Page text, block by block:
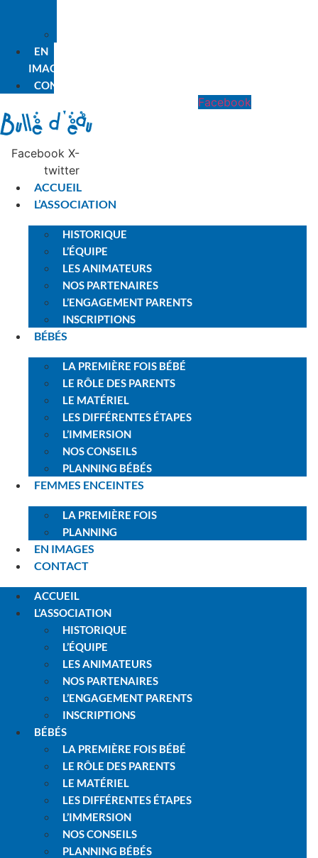
EN
IMAGES
CONTACT
Facebook
Facebook X-
twitter
ACCUEIL
L’ASSOCIATION
HISTORIQUE
L’ÉQUIPE
LES ANIMATEURS
NOS PARTENAIRES
L’ENGAGEMENT PARENTS
INSCRIPTIONS
BÉBÉS
LA PREMIÈRE FOIS BÉBÉ
LE RÔLE DES PARENTS
LE MATÉRIEL
LES DIFFÉRENTES ÉTAPES
L’IMMERSION
NOS CONSEILS
PLANNING BÉBÉS
FEMMES ENCEINTES
LA PREMIÈRE FOIS
PLANNING
EN IMAGES
CONTACT
ACCUEIL
L’ASSOCIATION
HISTORIQUE
L’ÉQUIPE
LES ANIMATEURS
NOS PARTENAIRES
L’ENGAGEMENT PARENTS
INSCRIPTIONS
BÉBÉS
LA PREMIÈRE FOIS BÉBÉ
LE RÔLE DES PARENTS
LE MATÉRIEL
LES DIFFÉRENTES ÉTAPES
L’IMMERSION
NOS CONSEILS
PLANNING BÉBÉS